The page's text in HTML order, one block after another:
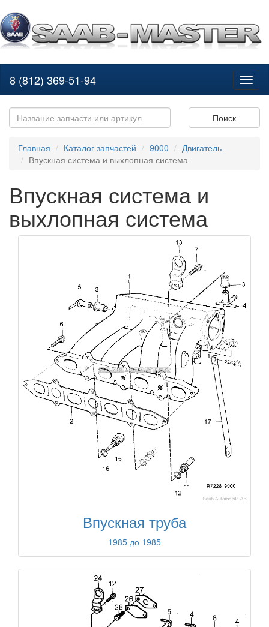
8 (812) 369-51-94
Поиск
Главная Каталог запчастей 9000
Двигатель
Впускная система и выхлопная система
Впускная система и
выхлопная система
Впускная труба
1985 до 1985